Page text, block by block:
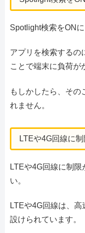
Spotlight検索をON
アプリを検索するの
ことで端末に負荷が
もしかしたら、その
れません。
LTEや4G回線に
LTEや4G回線に制
い。
LTEや4G回線は、
設けられています。